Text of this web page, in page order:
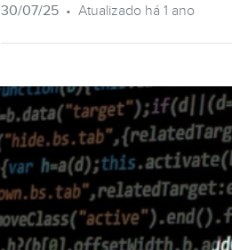
30/07/25 • Atualizado há 1 ano